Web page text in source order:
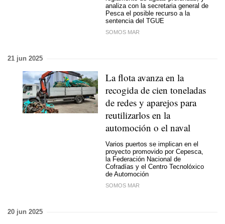
analiza con la secretaria general de
Pesca el posible recurso a la
sentencia del TGUE
SOMOS MAR
21 jun 2025
La flota avanza en la
recogida de cien toneladas
de redes y aparejos para
reutilizarlos en la
automoción o el naval
Varios puertos se implican en el
proyecto promovido por Cepesca,
la Federación Nacional de
Cofradías y el Centro Tecnolóxico
de Automoción
SOMOS MAR
20 jun 2025